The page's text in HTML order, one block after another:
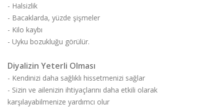
- Halsizlik
- Bacaklarda, yüzde şişmeler
- Kilo kaybı
- Uyku bozukluğu görülür.
Diyalizin Yeterli Olması
- Kendinizi daha sağlıklı hissetmenizi sağlar
- Sizin ve ailenizin ihtiyaçlarını daha etkili olarak
karşılayabilmenize yardımcı olur